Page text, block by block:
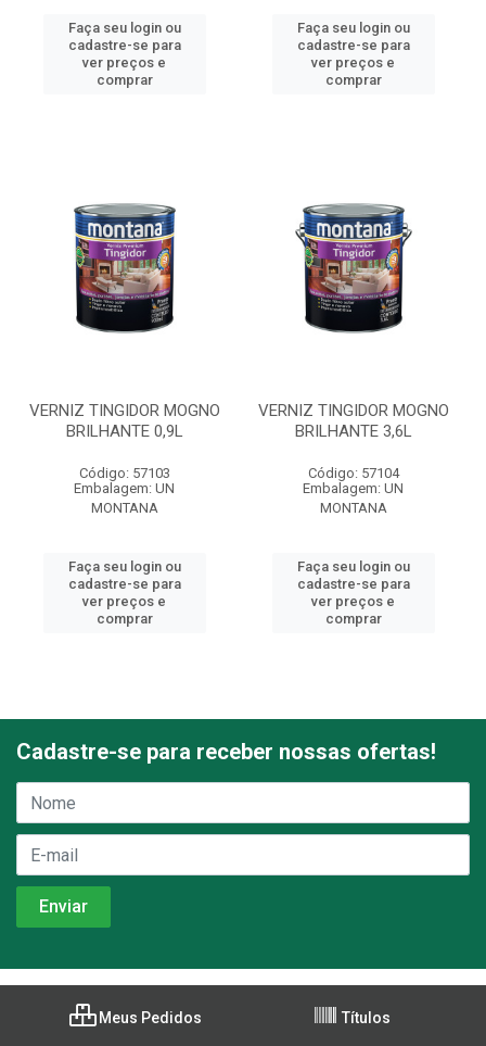
Faça seu login ou
cadastre-se para
ver preços e
comprar
Faça seu login ou
cadastre-se para
ver preços e
comprar
VERNIZ TINGIDOR MOGNO
BRILHANTE 0,9L
Código: 57103
Embalagem: UN
MONTANA
Faça seu login ou
cadastre-se para
ver preços e
comprar
VERNIZ TINGIDOR MOGNO
BRILHANTE 3,6L
Código: 57104
Embalagem: UN
MONTANA
Faça seu login ou
cadastre-se para
ver preços e
comprar
Cadastre-se para receber nossas ofertas!
Meus Pedidos Títulos